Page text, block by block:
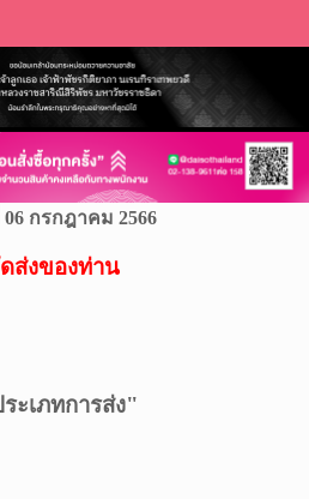
กรกฎาคม 2566
ส่งของท่าน
ะเภทการส่ง"